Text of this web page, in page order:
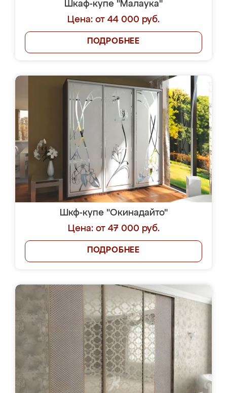
Шкаф-купе "Малаука"
Цена: от 44 000 руб.
ПОДРОБНЕЕ
Шкф-купе "Окинадайто"
Цена: от 47 000 руб.
ПОДРОБНЕЕ